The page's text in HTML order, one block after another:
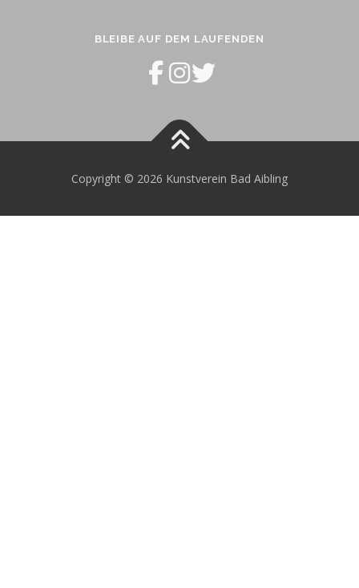
BLEIBE AUF DEM LAUFENDEN
Copyright © 2026 Kunstverein Bad Aibling